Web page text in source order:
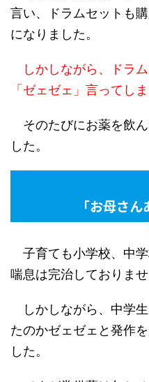
言い、ドラムセットも
になりました。
しかしながら、ドラム
「ゼェゼェ」言ってし
そのたびにお薬を飲
した。
「お母さん
子育ても小学校、中
喘息は完治しておりませ
しかしながら、中学
たのかゼェゼェと発作
した。